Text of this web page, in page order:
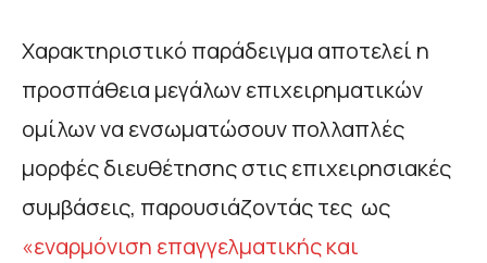
Χαρακτηριστικό παράδειγμα αποτελεί η
προσπάθεια μεγάλων επιχειρηματικών
ομίλων να ενσωματώσουν πολλαπλές
μορφές διευθέτησης στις επιχειρησιακές
συμβάσεις, παρουσιάζοντάς τες ως
«εναρμόνιση επαγγελματικής και